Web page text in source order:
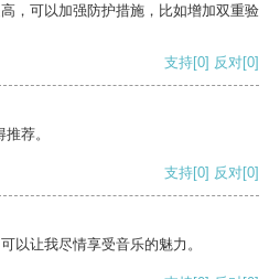
，可以加强防护措施，比如增加双重验
支持[0] 反对[0]
荐。
支持[0] 反对[0]
以让我尽情享受音乐的魅力。